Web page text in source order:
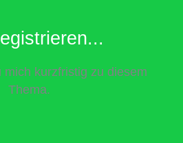
mich kurzfristig zu diesem
Thema.